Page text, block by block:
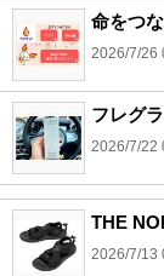
命をつ
2026/7/26
フレグ
2026/7/22
THE
2026/7/13